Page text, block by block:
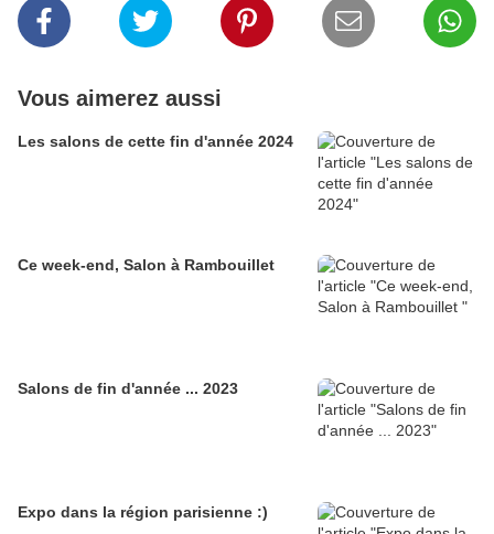
Vous aimerez aussi
Les salons de cette fin d'année 2024
Ce week-end, Salon à Rambouillet
Salons de fin d'année ... 2023
Expo dans la région parisienne :)